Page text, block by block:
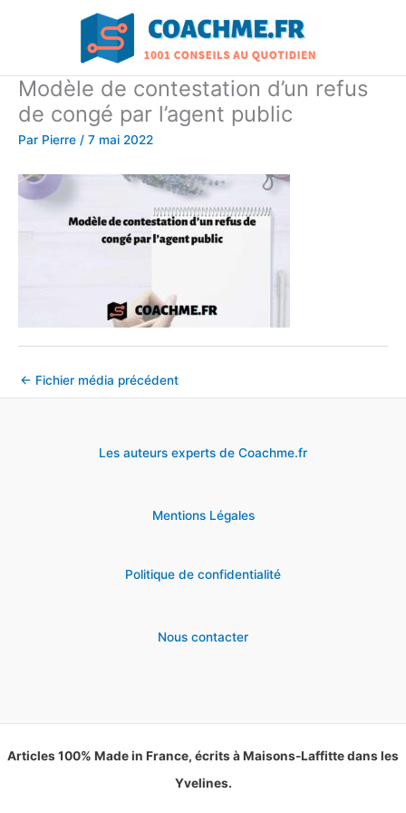
Modèle de contestation d’un refus
de congé par l’agent public
Par Pierre / 7 mai 2022
← Fichier média précédent
Les auteurs experts de Coachme.fr
Mentions Légales
Politique de confidentialité
Nous contacter
Articles 100% Made in France, écrits à Maisons-Laffitte dans les
Yvelines.